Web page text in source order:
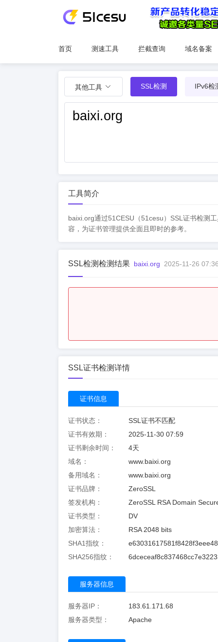
首页 测速工具 拦截查询 域名备案
其他工具 SSL检测 IPv6检
工具简介
baixi.org通过51CESU（51cesu）SSL证书检测
容，为证书管理提供全面且即时的参考。
SSL检测检测结果 baixi.org 2025-11-26
SSL证书检测详情
证书信息
证书状态：
SSL证书不匹配
证书有效期：
2025-11-30 07:59
证书剩余时间：
4天
域名：
www.baixi.org
备用域名：
www.baixi.org
证书品牌：
ZeroSSL
签发机构：
ZeroSSL RSA Domain
证书类型：
DV
加密算法：
RSA 2048 bits
SHA1指纹：
SHA256指纹：
服务器信息
服务器IP：
183.61.171.68
服务器类型：
Apache